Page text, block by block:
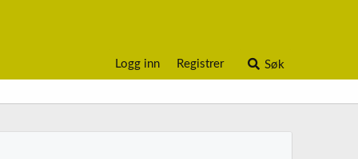
Logg inn Registrer Søk